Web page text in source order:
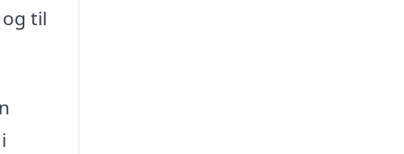
til